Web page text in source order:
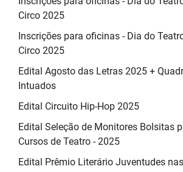
Circo 2025
Inscrições para oficinas - Dia do
Circo 2025
Edital Agosto das Letras 2025 +
Intuados
Edital Circuito Hip-Hop 2025
Edital Seleção de Monitores Bolsitas
Cursos de Teatro - 2025
Edital Prêmio Literário Juventudes